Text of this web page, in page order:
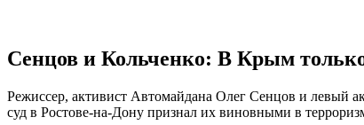
Сенцов и Кольченко: В Крым
Режиссер, активист Автомайдана Олег Сенцов и левый
суд в Ростове-на-Дону признал их виновными в